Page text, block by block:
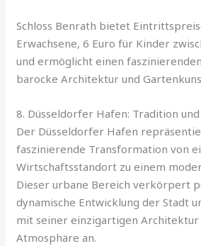
Schloss Benrath bietet
Erwachsene, 6 Euro für Kinder
und ermöglicht einen
barocke Architektur und
8. Düsseldorfer Hafen: Tradition
Der Düsseldorfer Hafen
faszinierende Transformation von
Wirtschaftsstandort zu einem
Dieser urbane Bereich verkörpert
dynamische Entwicklung der Stadt
mit seiner einzigartigen
Atmosphäre an.